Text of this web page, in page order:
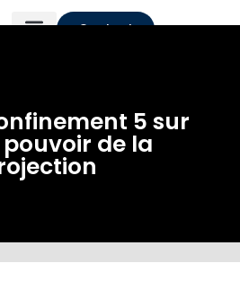
Contact
5 sur
pouvoir de la